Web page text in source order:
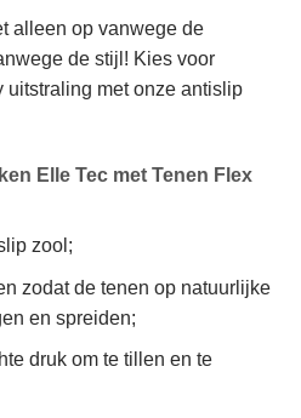
alleen op vanwege de
de stijl! Kies voor
uitstraling met onze antislip
Elle Tec met Tenen Flex
zool;
zodat de tenen op natuurlijke
en spreiden;
druk om te tillen en te